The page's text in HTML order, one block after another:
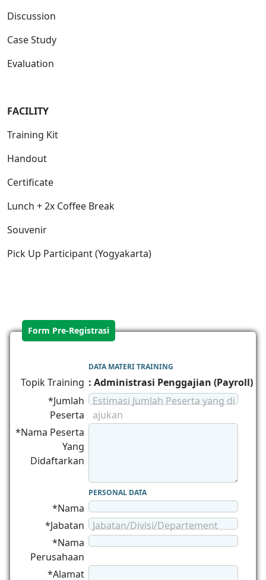
Discussion
Case Study
Evaluation
FACILITY
Training Kit
Handout
Certificate
Lunch + 2x Coffee Break
Souvenir
Pick Up Participant (Yogyakarta)
Form Pre-Registrasi
DATA MATERI TRAINING
Topik Training : Administrasi Penggajian (Payroll)
*Jumlah
Peserta
Estimasi Jumlah Peserta yang di
ajukan
*Nama Peserta
Yang
Didaftarkan
PERSONAL DATA
*Nama
*Jabatan
Jabatan/Divisi/Departement
*Nama
Perusahaan
*Alamat